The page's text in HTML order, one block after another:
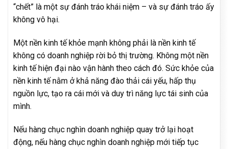
“chết” là một sự đánh tráo khái niệm – và sự đánh tráo ấy
không vô hại.
Một nền kinh tế khỏe mạnh không phải là nền kinh tế
không có doanh nghiệp rời bỏ thị trường. Không một nền
kinh tế hiện đại nào vận hành theo cách đó. Sức khỏe của
nền kinh tế nằm ở khả năng đào thải cái yếu, hấp thụ
nguồn lực, tạo ra cái mới và duy trì năng lực tái sinh của
mình.
Nếu hàng chục nghìn doanh nghiệp quay trở lại hoạt
động, nếu hàng chục nghìn doanh nghiệp mới tiếp tục